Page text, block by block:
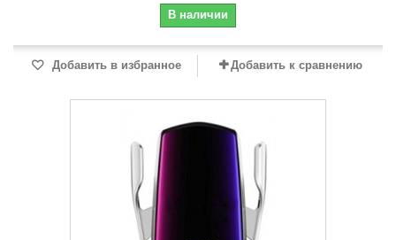
В наличии
Добавить в избранное Добавить к сравнению